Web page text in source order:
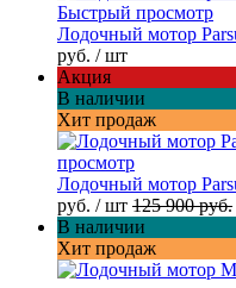
Быстрый просмотр
Лодочный мотор
руб. / шт
Акция
В наличии
Хит продаж
просмотр
Лодочный мотор
руб. / шт 125 900 руб.
В наличии
Хит продаж